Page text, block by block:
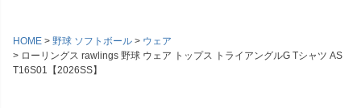
HOME 野球 ソフトボール
ウェア
ローリングス rawlings 野球 ウェア トップス トライアングルG Tシャツ AS
T16S01【2026SS】